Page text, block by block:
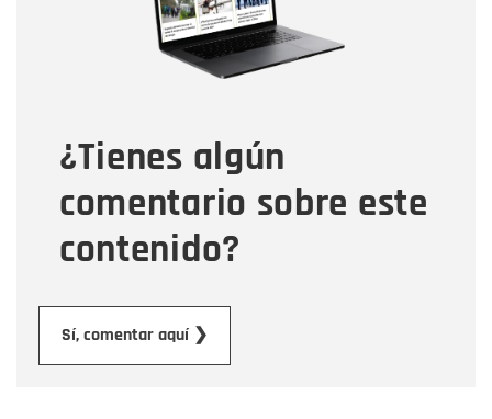
¿Tienes algún
comentario sobre este
contenido?
Sí, comentar aquí ❯
Tipo de comentario
Mensaje